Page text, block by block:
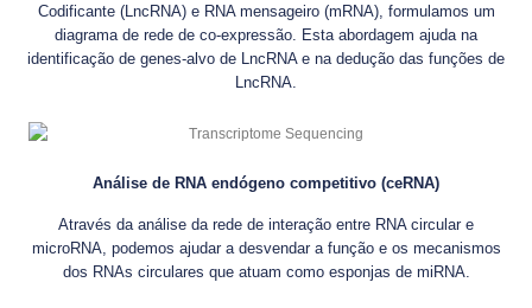
Codificante (LncRNA) e RNA mensageiro (mRNA), formulamos um
diagrama de rede de co-expressão. Esta abordagem ajuda na
identificação de genes-alvo de LncRNA e na dedução das funções de
LncRNA.
Análise de RNA endógeno competitivo (ceRNA)
Através da análise da rede de interação entre RNA circular e
microRNA, podemos ajudar a desvendar a função e os mecanismos
dos RNAs circulares que atuam como esponjas de miRNA.